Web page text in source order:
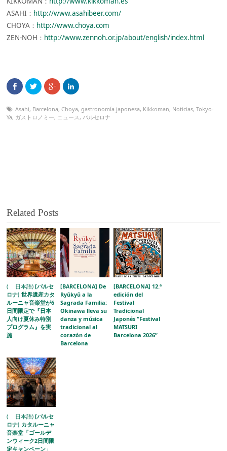
ASAHI： http://www.asahibeer.com/
CHOYA： http://www.choya.com
ZEN-NOH： http://www.zennoh.or.jp/about/english/index.html
Asahi, Barcelona,Choya,gastronomía japonesa, Kikkoman, Noticias,Tokyo-
Ya, ガストロノミー, ニュース , バルセロナ
Related Posts
( 日本語)[バルセ
ロナ] 世界遺産カタ
ルーニャ音楽堂が6
日間限定で『日本
人向け夏休み特別
プログラム』を実
施
[BARCELONA] De
Ryūkyū a la
Sagrada Familia:
Okinawa lleva su
danza y música
tradicional al
corazón de
Barcelona
[BARCELONA] 12.ª
edición del
Festival
Tradicional
Japonés “Festival
MATSURI
Barcelona 2026”
( 日本語)[バルセ
ロナ] カタルーニャ
音楽堂「ゴールデ
ンウィーク2日間限
定キャンペーン」